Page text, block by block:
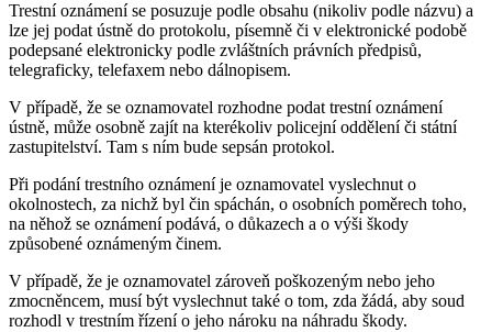
Trestní oznámení se posuzuje podle obsahu (nikoliv podle názvu) a
lze jej podat ústně do protokolu, písemně či v elektronické podobě
podepsané elektronicky podle zvláštních právních předpisů,
telegraficky, telefaxem nebo dálnopisem.
V případě, že se oznamovatel rozhodne podat trestní oznámení
ústně, může osobně zajít na kterékoliv policejní oddělení či státní
zastupitelství. Tam s ním bude sepsán protokol.
Při podání trestního oznámení je oznamovatel vyslechnut o
okolnostech, za nichž byl čin spáchán, o osobních poměrech toho,
na něhož se oznámení podává, o důkazech a o výši škody
způsobené oznámeným činem.
V případě, že je oznamovatel zároveň poškozeným nebo jeho
zmocněncem, musí být vyslechnut také o tom, zda žádá, aby soud
rozhodl v trestním řízení o jeho nároku na náhradu škody.